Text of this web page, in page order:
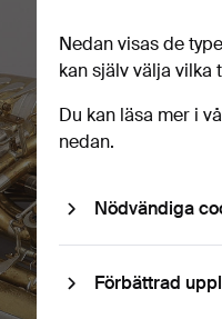
Nedan visas de
kan själv välja vilka
Du kan läsa mer i
nedan.
Nödvändiga
Förbättrad